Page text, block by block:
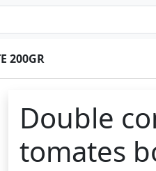
200GR
Double
tomates